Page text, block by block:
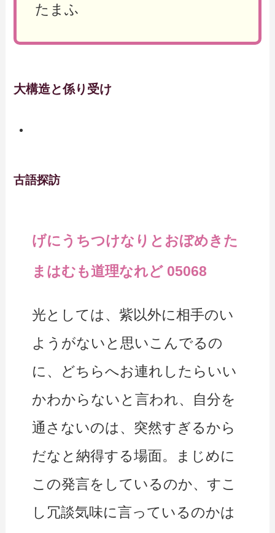
たまふ
大構造と係り受け
古語探訪
げにうちつけなりとおぼめきた
まはむも道理なれど 05068
光としては、紫以外に相手のい
ようがないと思いこんでるの
に、どちらへお連れしたらいい
かわからないと言われ、自分を
通さないのは、突然すぎるから
だなと納得する場面。まじめに
この発言をしているのか、すこ
し冗談気味に言っているのかは